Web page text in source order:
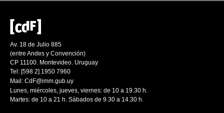
Av. 18 de Julio 885
(entre Andes y Convención)
CP 11100. Montevideo. Uruguay
Tel: [598 2] 1950 7960
Mail: CdF@imm.gub.uy
Lunes, miércoles, jueves, viernes: de 10 a 19.30 h.
Martes: de 10 a 21 h. Sábados de 9.30 a 14.30 h.